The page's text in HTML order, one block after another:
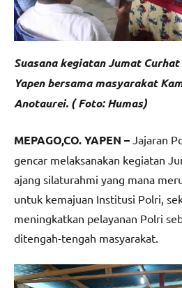
Suasana kegiatan Jumat
Yapen bersama masyarakat
Anotaurei. ( Foto: Humas)
MEPAGO,CO. YAPEN – Jajaran
gencar melaksanakan kegiatan
ajang silaturahmi yang mana
untuk kemajuan Institusi Polri,
meningkatkan pelayanan Polri
ditengah-tengah masyarakat.